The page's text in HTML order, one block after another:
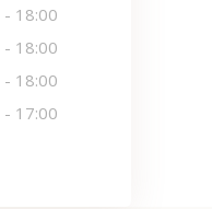
- 18:00
- 18:00
- 18:00
- 17:00